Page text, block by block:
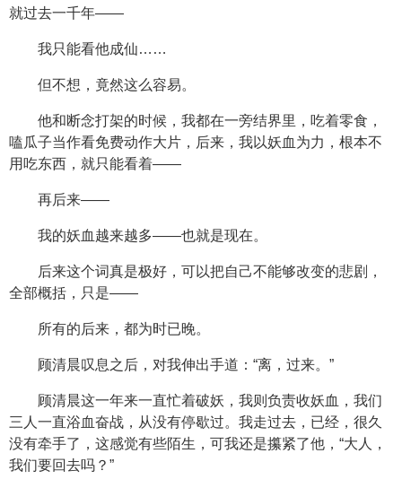
就过去一千年——
我只能看他成仙……
但不想，竟然这么容易。
他和断念打架的时候，我都在一旁结界里，吃着零食，
嗑瓜子当作看免费动作大片，后来，我以妖血为力，根本不
用吃东西，就只能看着——
再后来——
我的妖血越来越多——也就是现在。
后来这个词真是极好，可以把自己不能够改变的悲剧，
全部概括，只是——
所有的后来，都为时已晚。
顾清晨叹息之后，对我伸出手道：“离，过来。”
顾清晨这一年来一直忙着破妖，我则负责收妖血，我们
三人一直浴血奋战，从没有停歇过。我走过去，已经，很久
没有牵手了，这感觉有些陌生，可我还是攥紧了他，“大人，
我们要回去吗？”